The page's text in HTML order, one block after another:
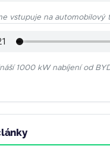
vstupuje na automobilový
1000 kW nabíjení od